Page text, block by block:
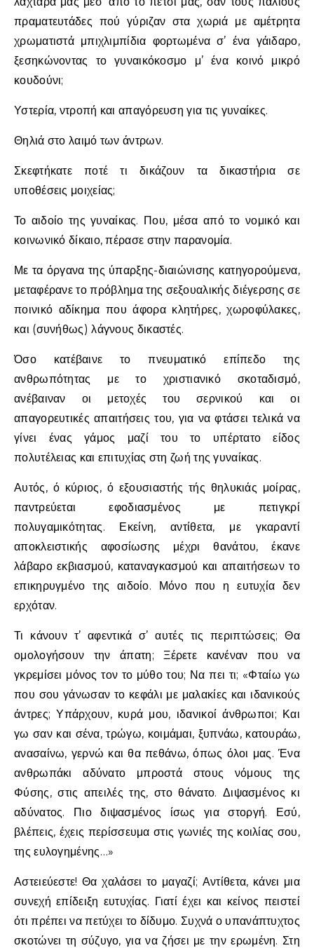
πραματευτάδες πού γύριζαν στα χωριά με αμέτρητα
χρωματιστά μπιχλιμπίδια φορτωμένα σ’ ένα γάιδαρο,
ξεσηκώνοντας το γυναικόκοσμο μ’ ένα κοινό μικρό
κουδούνι;
Υστερία, ντροπή και απαγόρευση για τις γυναίκες.
Θηλιά στο λαιμό των άντρων.
Σκεφτήκατε ποτέ τι δικάζουν τα δικαστήρια σε
υποθέσεις μοιχείας;
Το αιδοίο της γυναίκας. Που, μέσα από το νομικό και
κοινωνικό δίκαιο, πέρασε στην παρανομία.
Με τα όργανα της ύπαρξης-διαιώνισης κατηγορούμενα,
μεταφέρανε το πρόβλημα της σεξουαλικής διέγερσης σε
ποινικό αδίκημα που άφορα κλητήρες, χωροφύλακες,
και (συνήθως) λάγνους δικαστές.
Όσο κατέβαινε το πνευματικό επίπεδο της
ανθρωπότητας με το χριστιανικό σκοταδισμό,
ανέβαιναν οι μετοχές του σερνικού και οι
απαγορευτικές απαιτήσεις του, για να φτάσει τελικά να
γίνει ένας γάμος μαζί του το υπέρτατο είδος
πολυτέλειας και επιτυχίας στη ζωή της γυναίκας.
Αυτός, ό κύριος, ό εξουσιαστής τής θηλυκιάς μοίρας,
παντρεύεται εφοδιασμένος με πετιγκρί
πολυγαμικότητας. Εκείνη, αντίθετα, με γκαραντί
αποκλειστικής αφοσίωσης μέχρι θανάτου, έκανε
λάβαρο εκβιασμού, καταναγκασμού και απαιτήσεων το
επικηρυγμένο της αιδοίο. Μόνο που η ευτυχία δεν
ερχόταν.
Τι κάνουν τ’ αφεντικά σ’ αυτές τις περιπτώσεις; Θα
ομολογήσουν την άπατη; Ξέρετε κανέναν που να
γκρεμίσει μόνος τον το μύθο του; Να πει τι; «Φταίω γω
που σου γάνωσαν το κεφάλι με μαλακίες και ιδανικούς
άντρες; Υπάρχουν, κυρά μου, ιδανικοί άνθρωποι; Και
γω σαν και σένα, τρώγω, κοιμάμαι, ξυπνάω, κατουράω,
ανασαίνω, γερνώ και θα πεθάνω, όπως όλοι μας. Ένα
ανθρωπάκι αδύνατο μπροστά στους νόμους της
Φύσης, στις απειλές της, στο θάνατο. Διψασμένος κι
αδύνατος. Πιο διψασμένος ίσως για στοργή. Εσύ,
βλέπεις, έχεις περίσσευμα στις γωνιές της κοιλίας σου,
της ευλογημένης…»
Αστειεύεστε! Θα χαλάσει το μαγαζί; Αντίθετα, κάνει μια
συνεχή επίδειξη ευτυχίας. Γιατί έχει και κείνος πειστεί
ότι πρέπει να πετύχει το δίδυμο. Συχνά ο υπανάπτυχτος
σκοτώνει τη σύζυγο, για να ζήσει με την ερωμένη. Στη